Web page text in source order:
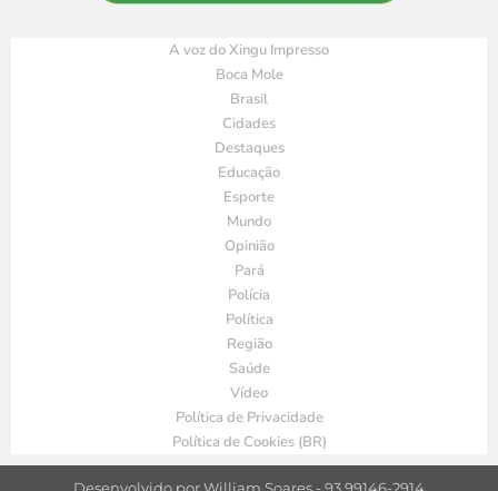
A voz do Xingu Impresso
Boca Mole
Brasil
Cidades
Destaques
Educação
Esporte
Mundo
Opinião
Pará
Polícia
Política
Região
Saúde
Vídeo
Política de Privacidade
Política de Cookies (BR)